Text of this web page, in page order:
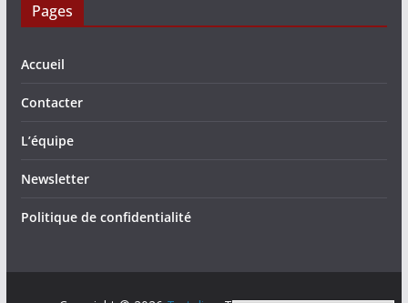
Pages
Accueil
Contacter
L’équipe
Newsletter
Politique de confidentialité